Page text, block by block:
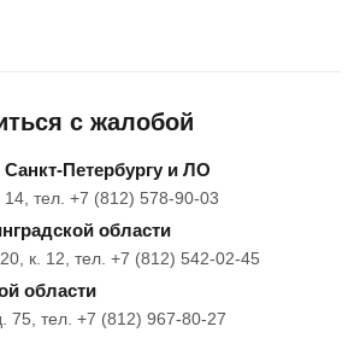
с жалобой
Петербургу и ЛО
14, тел. +7 (812) 578-90-03
области
к. 12, тел. +7 (812) 542-02-45
области
75, тел. +7 (812) 967-80-27